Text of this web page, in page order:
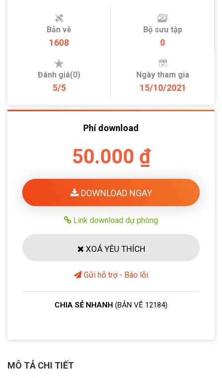
Bản vẽ
1608
Bộ sưu tập
0
Đánh giá(0)
5/5
Ngày tham gia
15/10/2021
Phí download
50.000 ₫
DOWNLOAD NGAY
Link download dự phòng
XOÁ YÊU THÍCH
Gửi hỗ trợ - Báo lỗi
CHIA SẺ NHANH (BẢN VẼ 12184)
MÔ TẢ CHI TIẾT